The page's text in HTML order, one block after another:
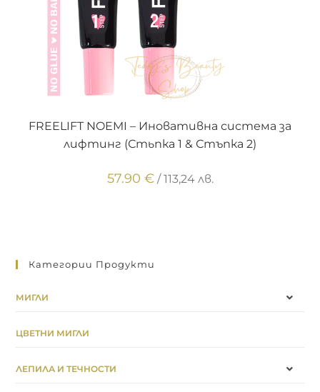
FREELIFT NOEMI – Иновативна система за
лифтинг (Стьпка 1 & Стъпка 2)
57.90 €/ 113,24 лв.
Категории Продукти
МИГЛИ
ЦВЕТНИ МИГЛИ
ЛЕПИЛА И ТЕЧНОСТИ